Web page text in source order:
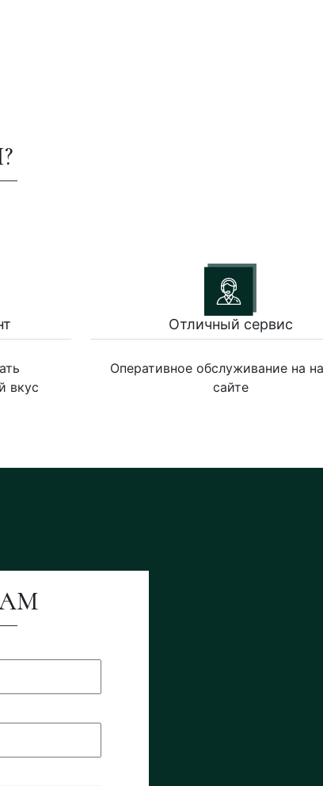
вкус
Отличный сервис
Оперативное обслуживание на
сайте